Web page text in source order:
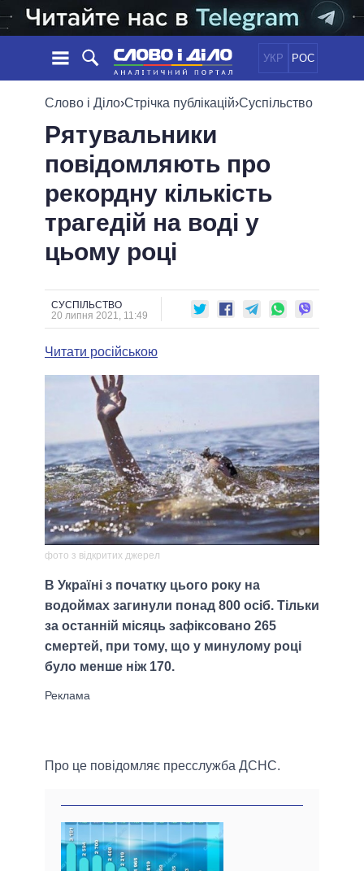
УКР РОС
НОВИНИ
СТРІЧКА
ПОДІЇ
СТАТТІ
ДУМКИ
ОГЛЯДИ
ДАЙДЖЕСТИ
ПОЛІТИКА
ЕКОНОМІКА
СУСПІЛЬСТВО
ОБIЦЯНКИ
ПОЛIТИКИ
УСІ ПОЛІТИКИ
ПРЕЗИДЕНТ І ОФІС
ВЕРХОВНА РАДА
ГОЛОВИ ОБЛАДМІНІСТРАЦІЙ
МЕРИ МІСТ
ВСІ ПЕРСОНИ
ІНФОГРАФІКА
ВІДЕО
ПОРІВНЯННЯ ПОЛІТИКІВ
Слово і Діло›Стрічка публікацій›Суспільство
Рятувальники
повідомляють про
рекордну кількість
трагедій на воді у
цьому році
СУСПІЛЬСТВО
20 липня 2021, 11:49
Читати російською
фото з відкритих джерел
В Україні з початку цього року на
водоймах загинули понад 800 осіб. Тільки
за останній місяць зафіксовано 265
смертей, при тому, що у минулому році
було менше ніж 170.
Про це повідомляє пресслужба ДСНС.